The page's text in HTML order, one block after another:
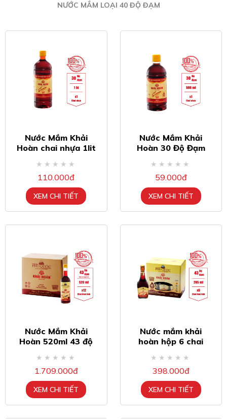
NƯỚC MẮM LOẠI 40 ĐỘ ĐẠM
Nước Mắm Khải
Hoàn chai nhựa 1lit
110.000đ
XEM CHI TIẾT
Nước Mắm Khải
Hoàn 30 Độ Đạm
59.000đ
XEM CHI TIẾT
Nước Mắm Khải
Hoàn 520ml 43 độ
1.709.000đ
XEM CHI TIẾT
Nước mắm khải
hoàn hộp 6 chai
398.000đ
XEM CHI TIẾT